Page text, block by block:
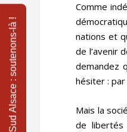
Comme
nations et
de l’avenir
demandez
hésiter :
Mais la
de libertés